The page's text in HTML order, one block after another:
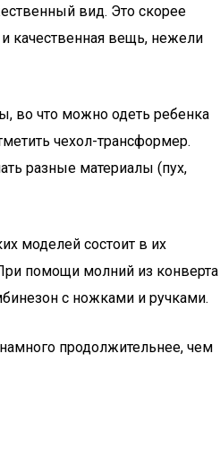
вид. Это скорее
и качественная вещь, нежели
во что можно одеть ребенка
чехол-трансформер.
разные материалы (пух,
моделей состоит в их
помощи молний из конверта
с ножками и ручками.
продолжительнее, чем